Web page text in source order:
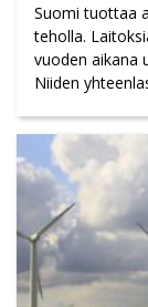
Suomi tuottaa
teholla.
vuoden aikana
Niiden